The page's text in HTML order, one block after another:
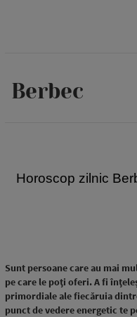
Berbec
Horoscop zilnic
Sunt persoane care au mai
pe care le poți oferi. A fi
primordiale ale fiecăruia
punct de vedere energetic te